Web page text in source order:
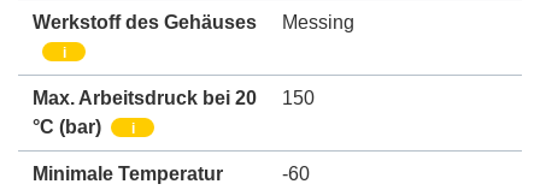
Werkstoff des Gehäuses
i
Messing
Max. Arbeitsdruck bei 20
°C (bar)
i
150
Minimale Temperatur
-60